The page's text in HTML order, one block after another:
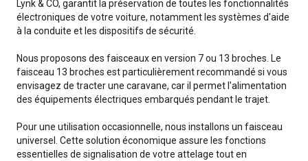
Lynk & CO, garantit la préservation de toutes les fonctionnalités
électroniques de votre voiture, notamment les systèmes d'aide
à la conduite et les dispositifs de sécurité.
Nous proposons des faisceaux en version 7 ou 13 broches. Le
faisceau 13 broches est particulièrement recommandé si vous
envisagez de tracter une caravane, car il permet l'alimentation
des équipements électriques embarqués pendant le trajet.
Pour une utilisation occasionnelle, nous installons un faisceau
universel. Cette solution économique assure les fonctions
essentielles de signalisation de votre attelage tout en